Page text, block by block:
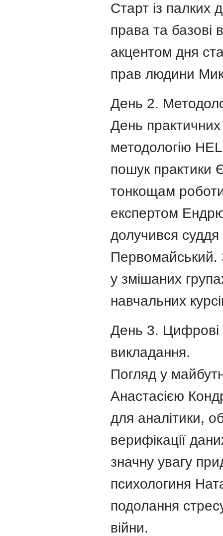
Старт із палких
права та базові
акцентом дня
прав людини
День 2.
День
методологію
пошук практики
тонкощам
експертом
долучився суддя
у змішаних
навчальних
День 3. Цифрові
викладання.
Погляд у
Анастасією
для аналітики,
верифікації
значну увагу
психологиня
подолання
війни.